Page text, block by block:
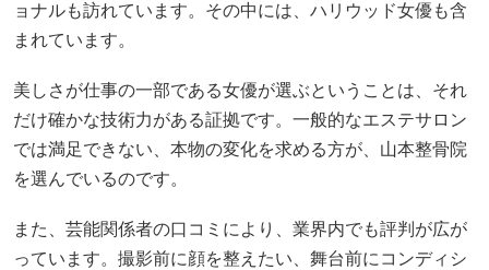
ョナルも訪れています。その中には、ハリウッド女優も含
まれています。
美しさが仕事の一部である女優が選ぶということは、それ
だけ確かな技術力がある証拠です。一般的なエステサロン
では満足できない、本物の変化を求める方が、山本整骨院
を選んでいるのです。
また、芸能関係者の口コミにより、業界内でも評判が広が
っています。撮影前に顔を整えたい、舞台前にコンディシ